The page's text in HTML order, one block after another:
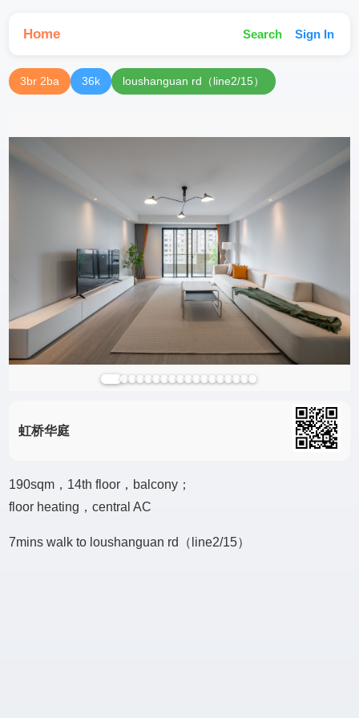
Home Search Sign In
3br 2ba 36k loushanguan rd（line2/15）
虹桥华庭
190sqm，14th floor，balcony；
floor heating，central AC
7mins walk to loushanguan rd（line2/15）